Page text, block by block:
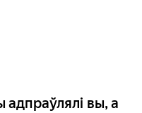
вы, а